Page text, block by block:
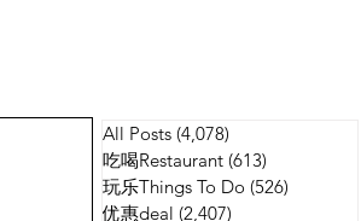
All Posts (4,078)
吃喝Restaurant (613)
玩乐Things To Do (526)
优惠deal (2,407)